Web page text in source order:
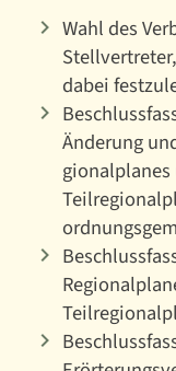
Wahl des
dabei
Änderung